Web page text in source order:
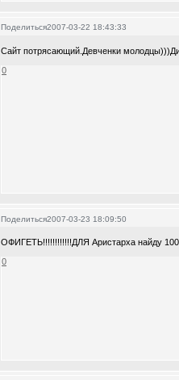
Поделиться2007-03-22 18:43:33
Сайт потрясающий.Девченки
0
Поделиться2007-03-23 18:09:50
ОФИГЕТЬ!!!!!!!!!!!!ДЛЯ Аристарха найду
0